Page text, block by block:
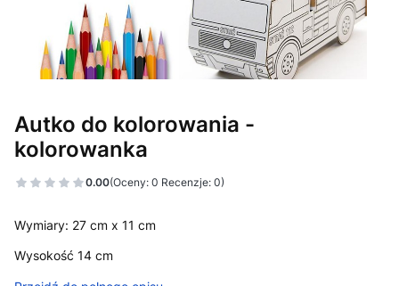
Autko do kolorowania -
kolorowanka
0.00(Oceny: 0 Recenzje: 0)
Wymiary: 27 cm x 11 cm
Wysokość 14 cm